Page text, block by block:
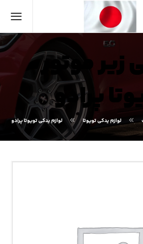
زیر موتور
پرادو
لوازم یدکی تویوتا لوازم یدکی تویوتا پرادو